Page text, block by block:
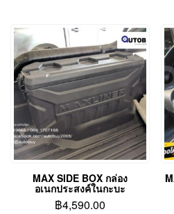
MAX SIDE BOX กล่อง
อเนกประสงค์ในกะบะ
฿4,590.00